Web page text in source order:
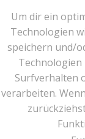
Um dir ein
Technologien
speichern und/
Technologien
Surfverhalten
verarbeiten.